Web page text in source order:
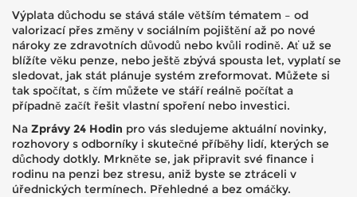
Výplata důchodu se stává stále větším tématem – od
valorizací přes změny v sociálním pojištění až po nové
nároky ze zdravotních důvodů nebo kvůli rodině. Ať už se
blížíte věku penze, nebo ještě zbývá spousta let, vyplatí se
sledovat, jak stát plánuje systém zreformovat. Můžete si
tak spočítat, s čím můžete ve stáří reálně počítat a
případně začít řešit vlastní spoření nebo investici.
Na Zprávy 24 Hodin pro vás sledujeme aktuální novinky,
rozhovory s odborníky i skutečné příběhy lidí, kterých se
důchody dotkly. Mrkněte se, jak připravit své finance i
rodinu na penzi bez stresu, aniž byste se ztráceli v
úřednických termínech. Přehledné a bez omáčky.